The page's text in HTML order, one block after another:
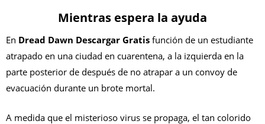
Mientras espera la ayuda
En Dread Dawn Descargar Gratis función de un estudiante
atrapado en una ciudad en cuarentena, a la izquierda en la
parte posterior de después de no atrapar a un convoy de
evacuación durante un brote mortal.
A medida que el misterioso virus se propaga, el tan colorido